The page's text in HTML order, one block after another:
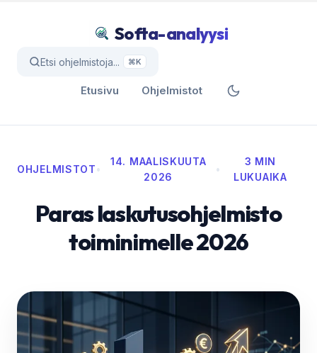
Softa-analyysi
Etsi ohjelmistoja... ⌘K
Etusivu Ohjelmistot
OHJELMISTOT•
14. MAALISKUUTA
2026
•
3 MIN
LUKUAIKA
Paras laskutusohjelmisto
toiminimelle 2026